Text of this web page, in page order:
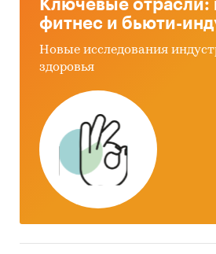
• Кабинетное исследование.
информации из различных
проведение расчетов.
статистические методы
поправкой на мнение
Категории: Потребительские
Автомобили, мотоциклы
запчасти
Промышленность
Запчасти для грузовых
Ключевые отрасли:
фитнес и бьюти-
Новые исследования
здоровья